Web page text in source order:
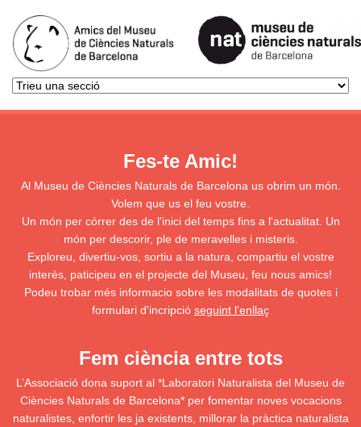
Fes-te Amic!
Al Museu de Ciències Naturals de Barcelona us obrim un món.
Volem que us el feu vostre.
Un món per córrer des de l'inici del temps fins a l'actualitat. Un
món per descorir, ple de meravelles i misteris.
Exploreu, divertiu-vos, sortiu a la natura, compartiu el vostre
interès, paticipeu en el projecte del Museu, feu nous amics!
Podeu trobar més informacio sobre les modalitats de quotes i
formulari d'incripció seguint l'enllaç
Fem ciència entre tots
L’Associació dona suport al *Laboratori Naturalista del Museu de
Ciències Naturals de Barcelona* per fomentar noves vocacions
naturalistes, enfortir les ja existents, millorar la pràctica naturalista